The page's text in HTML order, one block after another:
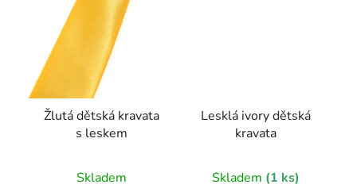
Žlutá dětská kravata
s leskem
Skladem
Lesklá ivory dětská
kravata
Skladem (1 ks)